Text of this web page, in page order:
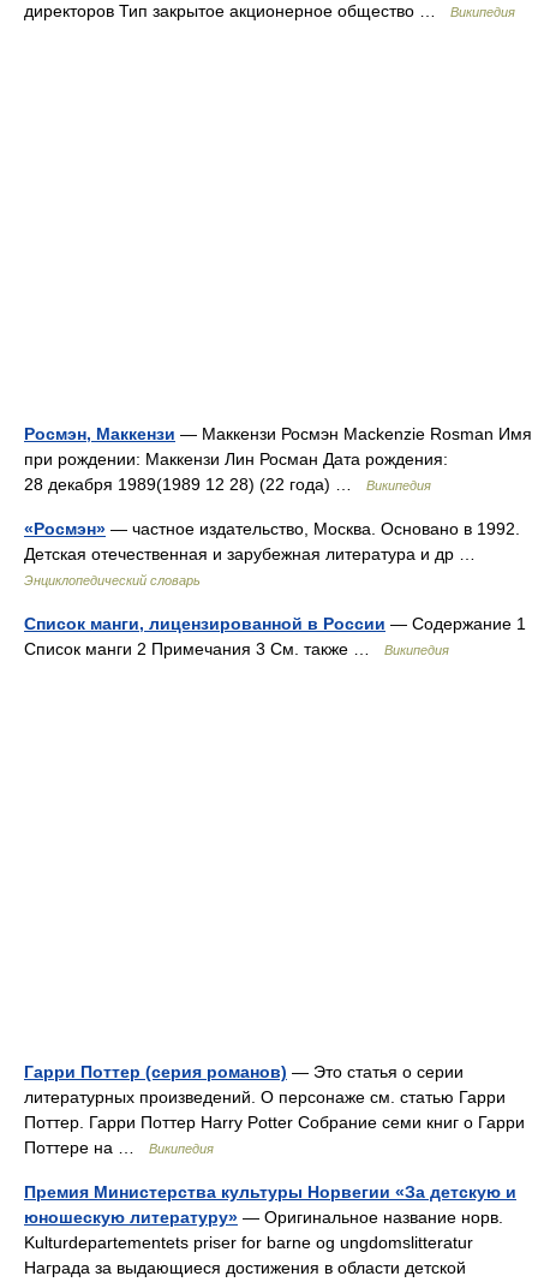
директоров Тип закрытое акционерное общество …
Википедия
Росмэн, Маккензи — Маккензи Росмэн Mackenzie Rosman Имя
при рождении: Маккензи Лин Росман Дата рождения:
28 декабря 1989(1989 12 28) (22 года) …
Википедия
«Росмэн» — частное издательство, Москва. Основано в 1992.
Детская отечественная и зарубежная литература и др …
Энциклопедический словарь
Список манги, лицензированной в России — Содержание 1
Список манги 2 Примечания 3 См. также …
Википедия
Гарри Поттер (серия романов) — Это статья о серии
литературных произведений. О персонаже см. статью Гарри
Поттер. Гарри Поттер Harry Potter Собрание семи книг о Гарри
Поттере на …
Википедия
Премия Министерства культуры Норвегии «За детскую и
юношескую литературу» — Оригинальное название норв.
Kulturdepartementets priser for barne og ungdomslitteratur
Награда за выдающиеся достижения в области детской